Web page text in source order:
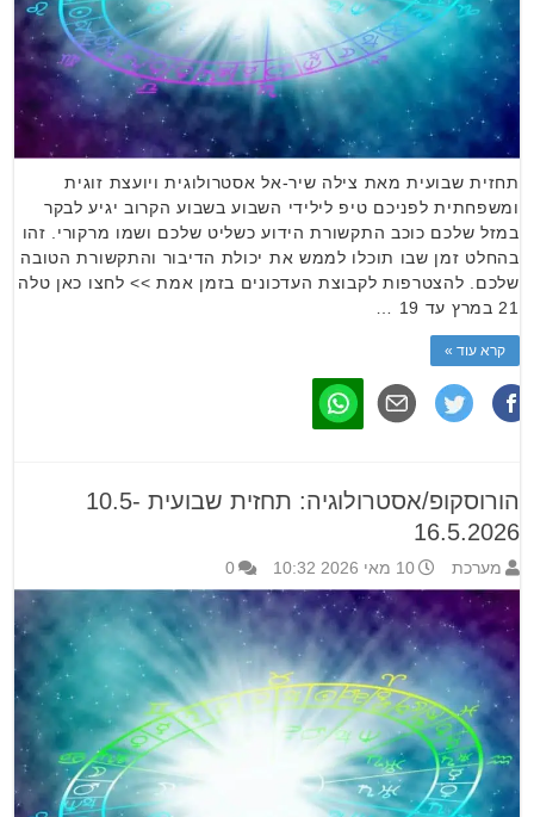
תחזית שבועית מאת צילה שיר-אל אסטרולוגית ויועצת זוגית
ומשפחתית לפניכם טיפ לילידי השבוע בשבוע הקרוב יגיע לבקר
במזל שלכם כוכב התקשורת הידוע כשליט שלכם ושמו מרקורי. זהו
בהחלט זמן שבו תוכלו לממש את יכולת הדיבור והתקשורת הטובה
שלכם. להצטרפות לקבוצת העדכונים בזמן אמת >> לחצו כאן טלה
21 במרץ עד 19 …
קרא עוד »
הורוסקופ/אסטרולוגיה: תחזית שבועית 10.5-
16.5.2026
מערכת 10 מאי 2026 10:32 0